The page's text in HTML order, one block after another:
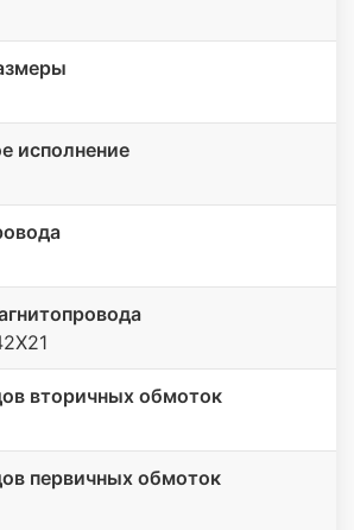
исполнение
вторичных обмоток
первичных обмоток